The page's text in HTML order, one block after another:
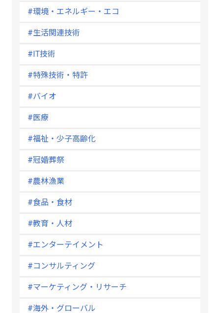
#環境・エネルギー・エコ
#生活関連技術
#IT技術
#特殊技術・特許
#バイオ
#医療
#福祉・少子高齢化
#冠婚葬祭
#農林漁業
#食品・食材
#教育・人材
#エンターテイメント
#コンサルティング
#マーケティング・リサーチ
#海外・グローバル